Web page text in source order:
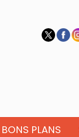
BONS PLANS